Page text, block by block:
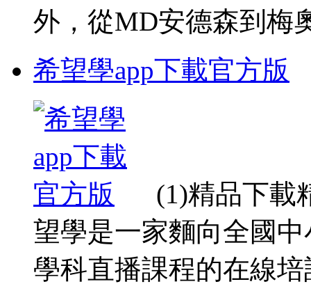
外，從MD安德森到梅
希望學app下載官方版
(1)精品下載
望學是一家麵向全國
學科直播課程的在線